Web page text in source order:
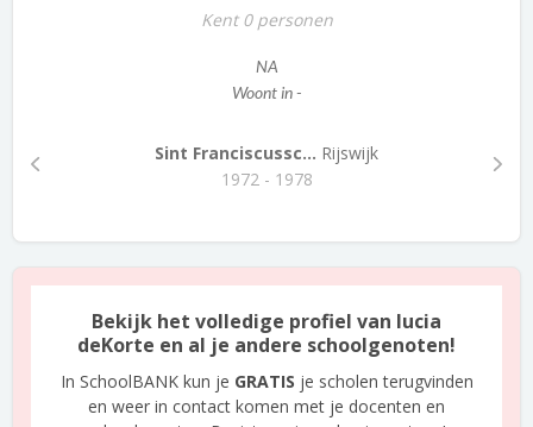
Kent 0 personen
NA
Woont in -
Sint Franciscussc... Rijswijk
1972 - 1978
Bekijk het volledige profiel van lucia
deKorte en al je andere schoolgenoten!
In SchoolBANK kun je GRATIS je scholen terugvinden
en weer in contact komen met je docenten en